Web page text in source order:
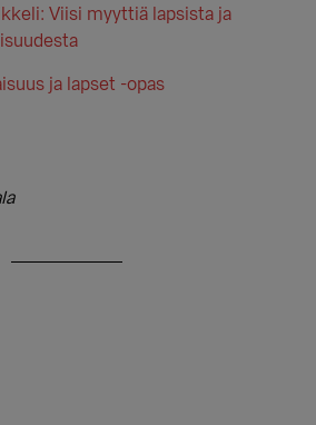
Viisi myyttiä lapsista ja
ja lapset -opas